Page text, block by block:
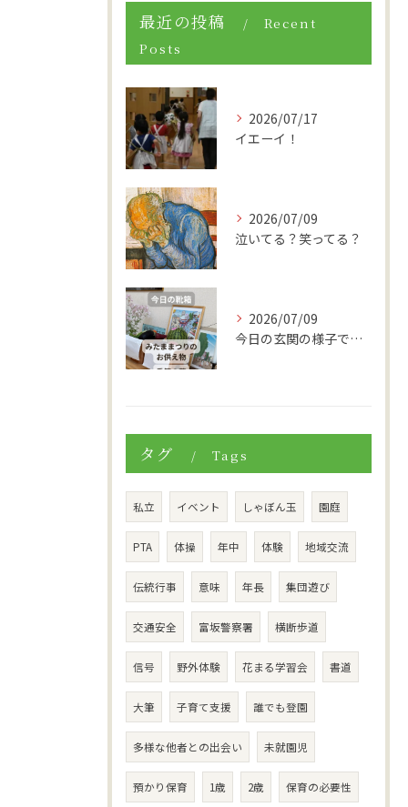
最近の投稿
Recent
Posts
2026/07/17
イエーイ！
2026/07/09
泣いてる？笑ってる？
2026/07/09
今日の玄関の様子です。
タグ Tags
私立 イベント しゃぼん玉 園庭
PTA 体操 年中 体験 地域交流
伝統行事 意味 年長 集団遊び
交通安全 富坂警察署 横断歩道
信号 野外体験 花まる学習会 書道
大筆 子育て支援 誰でも登園
多様な他者との出会い 未就園児
預かり保育 1歳 2歳 保育の必要性